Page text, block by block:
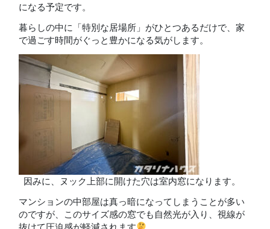
になる予定です。
暮らしの中に「特別な居場所」がひとつあるだけで、家
で過ごす時間がぐっと豊かになる気がします。
因みに、ヌック上部に開けた穴は室内窓になります。
マンションの中部屋は真っ暗になってしまうことが多い
のですが、このサイズ感の窓でも自然光が入り、視線が
抜けて圧迫感が軽減されます